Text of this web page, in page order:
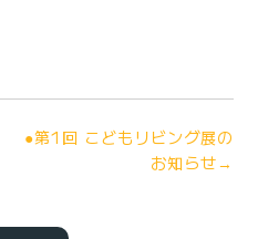
●第1回 こどもリビング展の
お知らせ→